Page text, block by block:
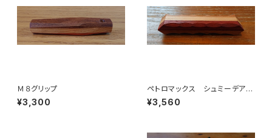
Ｍ８グリップ
¥3,300
ペトロマックス シュミーデアイ
ゼン グリップ
¥3,560